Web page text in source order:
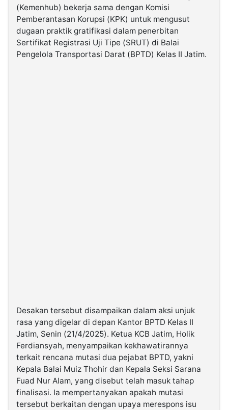
Kabarbaru.co
2026
(Kemenhub) bekerja sama dengan Komisi
Pemberantasan Korupsi (KPK) untuk mengusut
dugaan praktik gratifikasi dalam penerbitan
Sertifikat Registrasi Uji Tipe (SRUT) di Balai
Pengelola Transportasi Darat (BPTD) Kelas II Jatim.
Desakan tersebut disampaikan dalam aksi unjuk
rasa yang digelar di depan Kantor BPTD Kelas II
Jatim, Senin (21/4/2025). Ketua KCB Jatim, Holik
Ferdiansyah, menyampaikan kekhawatirannya
terkait rencana mutasi dua pejabat BPTD, yakni
Kepala Balai Muiz Thohir dan Kepala Seksi Sarana
Fuad Nur Alam, yang disebut telah masuk tahap
finalisasi. Ia mempertanyakan apakah mutasi
tersebut berkaitan dengan upaya merespons isu